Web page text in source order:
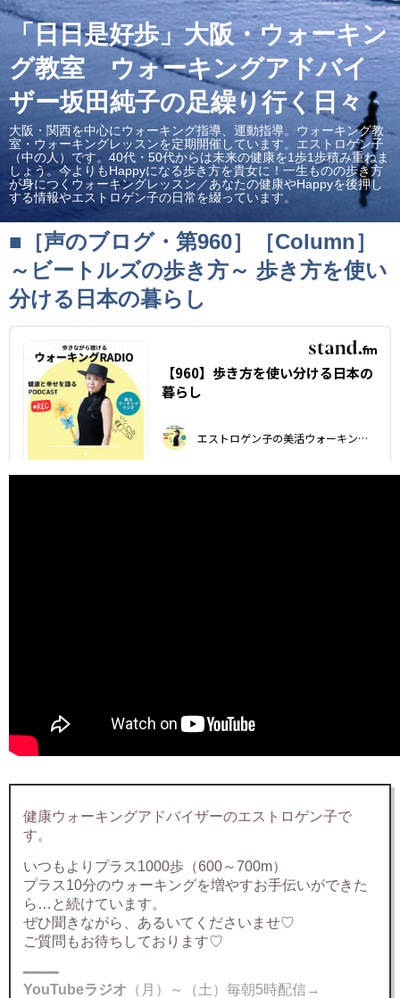
「日日是好歩」大阪・ウォーキン
グ教室 ウォーキングアドバイ
ザー坂田純子の足繰り行く日々
大阪・関西を中心にウォーキング指導、運動指導。ウォーキング教
室・ウォーキングレッスンを定期開催しています。エストロゲン子
（中の人）です。40代・50代からは未来の健康を1歩1歩積み重ねま
しょう。今よりもHappyになる歩き方を貴女に！一生ものの歩き方
が身につくウォーキングレッスン／あなたの健康やHappyを後押し
する情報やエストロゲン子の日常を綴っています。
■［声のブログ・第960］［Column］
～ビートルズの歩き方～ 歩き方を使い
分ける日本の暮らし
健康ウォーキングアドバイザーのエストロゲン子で
す。
いつもよりプラス1000歩（600～700m）
プラス10分のウォーキングを増やすお手伝いができた
ら…と続けています。
ぜひ聞きながら、あるいてくださいませ♡
ご質問もお待ちしております♡
━━━━
YouTubeラジオ （月）～（土）毎朝5時配信→